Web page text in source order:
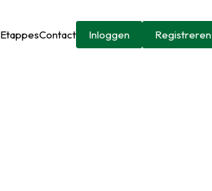
EtappesContact Inloggen Registreren